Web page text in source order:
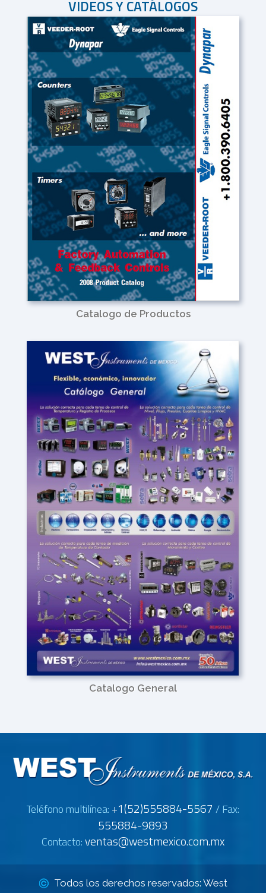
VIDEOS Y CATÁLOGOS
Catalogo de Productos
Catalogo General
Teléfono multilínea: +1(52)555884-5567 / Fax:
555884-9893
Contacto:ventas@westmexico.com.mx
Todos los derechos reservados: West